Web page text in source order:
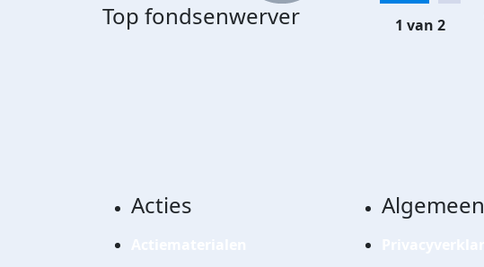
Top fondsenwerver 1 van 2
Acties Algemeen